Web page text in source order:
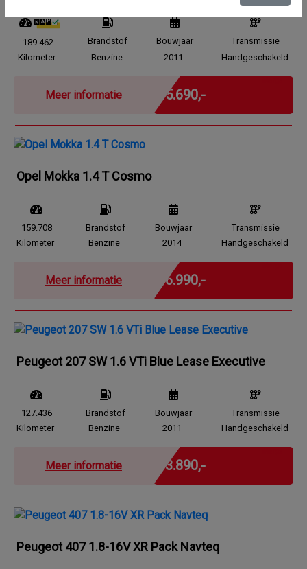
189.462
Kilometer
Brandstof
Benzine
Bouwjaar
2011
Transmissie
Handgeschakeld
Meer informatie € 5.690,-
Opel Mokka 1.4 T Cosmo
159.708
Kilometer
Brandstof
Benzine
Bouwjaar
2014
Transmissie
Handgeschakeld
Meer informatie € 6.990,-
Peugeot 207 SW 1.6 VTi Blue Lease Executive
127.436
Kilometer
Brandstof
Benzine
Bouwjaar
2011
Transmissie
Handgeschakeld
Meer informatie € 3.890,-
Peugeot 407 1.8-16V XR Pack Navteq